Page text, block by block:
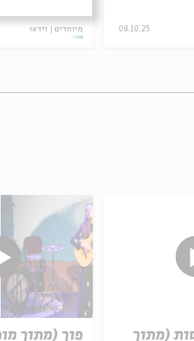
מיוחדים וידאו 08.10.25
פוך (מתוך
אפשר קצת לנסות (מתוך